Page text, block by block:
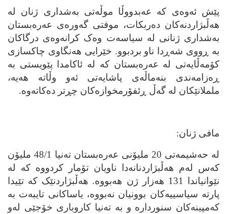
پێش ئه‌وه‌ی که‌ عه‌بدووڵا موڵه‌تی به‌شداری ژنان له‌
هه‌ڵبژاردنه‌کان ده‌ربکات، موفتی گه‌وره‌ی عه‌ره‌بستان
به‌شداری ژنانی له‌ سیاسه‌ت وه‌ک کرانه‌وه‌ی درگاکان
به‌ ڕووی شه‌ڕدا ناو بردبوو. خێرایی هه‌نگاوی چاکسازی
کۆمه‌ڵایه‌تی له‌ عه‌ره‌بستان که‌ له‌ ئاکامدا پێویستی به‌
ڕه‌زامه‌ندی بنه‌ماڵه‌ی پاشایه‌تی ئه‌و وڵاته‌ هه‌یه‌،
ململانێکان له‌ گه‌ڵ ڕئفۆرمخوازه‌کان چڕتر ده‌کاته‌وه‌.
مافی ژنان:
له‌ حه‌شیمه‌تی 20 ملیۆنی عه‌ره‌بستان ته‌نیا 48/1 ملیۆن
که‌س له‌م هه‌ڵبژاردنانه‌دا ناویان تۆمار کردووه‌ که‌ له‌
نێوانیاندا 131 هه‌زار ژن هه‌بووه‌. هه‌ڵبژاردنێک که‌ تێیدا
پارته‌ سیاسییه‌کان بوونیان نه‌بووه‌، یاساکانی تایبه‌ت به‌
که‌مپینه‌کان سنورداره‌ و به‌ ته‌نیا کاروباری خۆجێی له‌و